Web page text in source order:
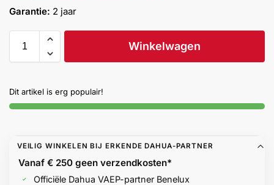
service
Garantie: 2 jaar
Winkelwagen
Dit artikel is erg populair!
VEILIG WINKELEN BIJ ERKENDE DAHUA-PARTNER
Vanaf € 250 geenverzendkosten*
Officiële Dahua VAEP-partner Benelux